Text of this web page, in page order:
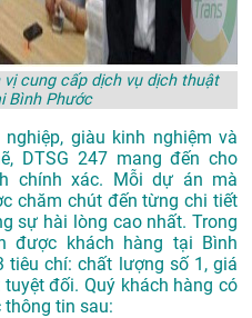
cung cấp dịch vụ dịch thuật
Bình Phước
giàu kinh nghiệm và
DTSG 247 mang đến cho
chính xác. Mỗi dự án mà
chăm chút đến từng chi tiết
sự hài lòng cao nhất. Trong
được khách hàng tại Bình
tiêu chí: chất lượng số 1, giá
đối. Quý khách hàng có
thông tin sau: